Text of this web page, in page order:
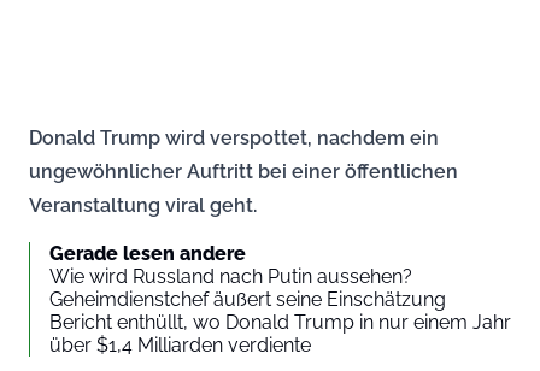
Donald Trump wird verspottet, nachdem ein
ungewöhnlicher Auftritt bei einer öffentlichen
Veranstaltung viral geht.
Gerade lesen andere
Wie wird Russland nach Putin aussehen?
Geheimdienstchef äußert seine Einschätzung
Bericht enthüllt, wo Donald Trump in nur einem Jahr
über $1,4 Milliarden verdiente